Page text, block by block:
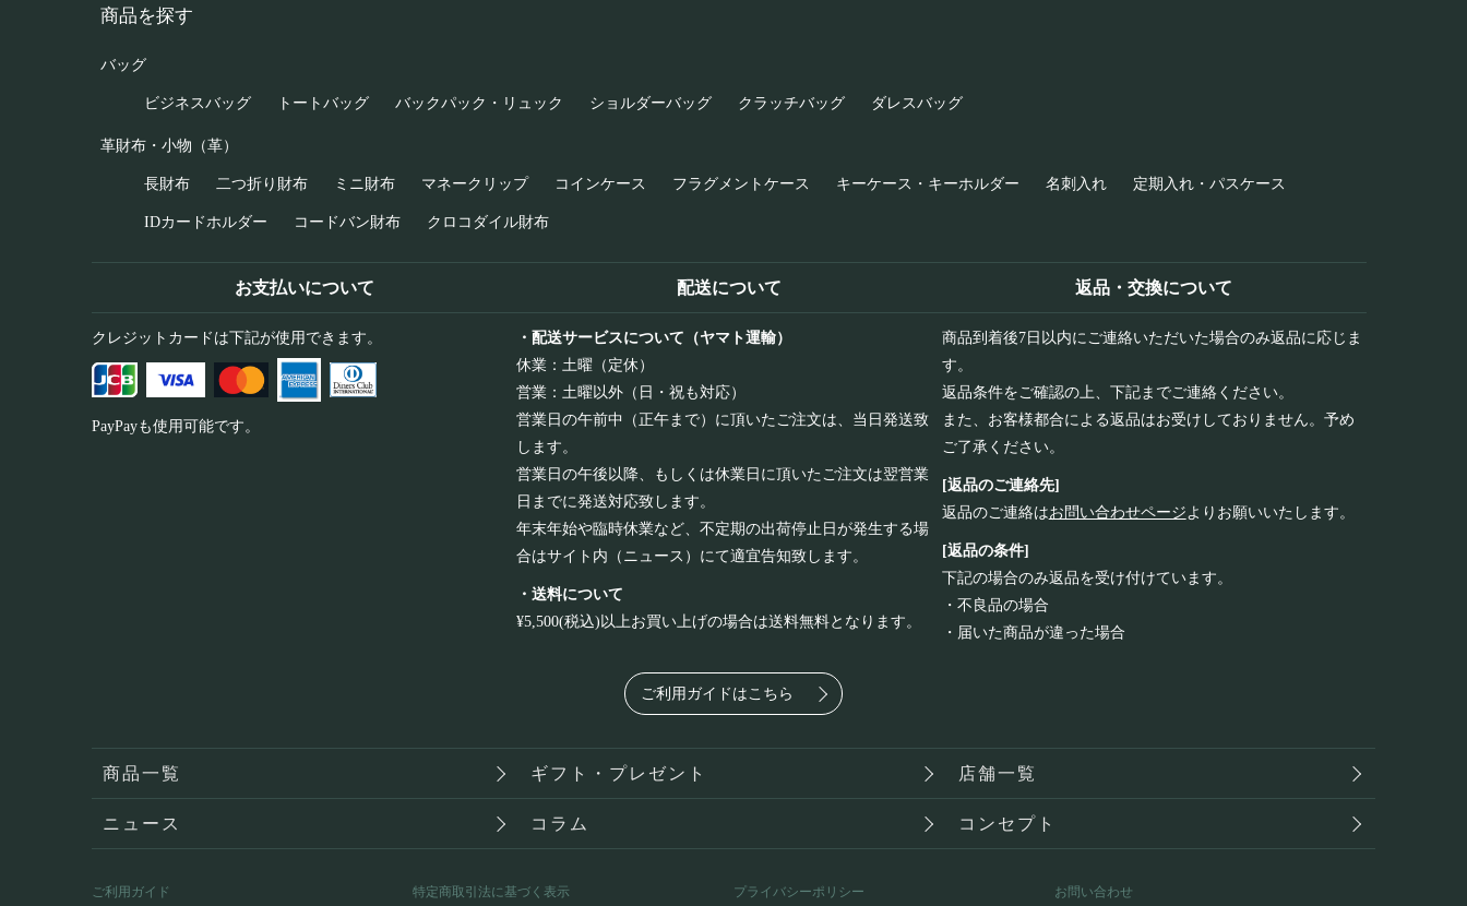
商品を探す
バッグ
ビジネスバッグ トートバッグ バックパック・リュック ショルダーバッグ クラッチバッグ ダレスバッグ
革財布・小物（革）
長財布 二つ折り財布 ミニ財布 マネークリップ コインケース フラグメントケース キーケース・キーホルダー 名刺入れ 定期入れ・パスケース
IDカードホルダー コードバン財布 クロコダイル財布
お支払いについて
クレジットカードは下記が使用できます。
PayPayも使用可能です。
配送について
・配送サービスについて（ヤマト運輸）
休業：土曜（定休）
営業：土曜以外（日・祝も対応）
営業日の午前中（正午まで）に頂いたご注文は、当日発送致
します。
営業日の午後以降、もしくは休業日に頂いたご注文は翌営業
日までに発送対応致します。
年末年始や臨時休業など、不定期の出荷停止日が発生する場
合はサイト内（ニュース）にて適宜告知致します。
・送料について
¥5,500(税込)以上お買い上げの場合は送料無料となります。
返品・交換について
商品到着後7日以内にご連絡いただいた場合のみ返品に応じま
す。
返品条件をご確認の上、下記までご連絡ください。
また、お客様都合による返品はお受けしておりません。予め
ご了承ください。
[返品のご連絡先]
返品のご連絡はお問い合わせページよりお願いいたします。
[返品の条件]
下記の場合のみ返品を受け付けています。
・不良品の場合
・届いた商品が違った場合
ご利用ガイドはこちら
商品一覧 ギフト・プレゼント 店舗一覧
ニュース コラム コンセプト
ご利用ガイド 特定商取引法に基づく表示 プライバシーポリシー お問い合わせ